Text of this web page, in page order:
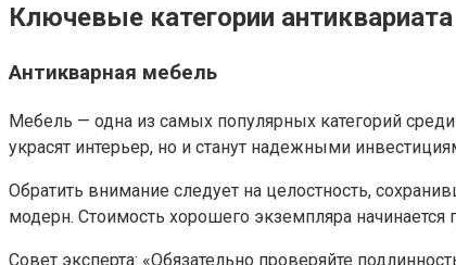
Ключевые категории
Антикварная мебель
Мебель — одна из самых популярных категорий
украсят интерьер, но и станут надежными
Обратить внимание следует на целостность,
модерн. Стоимость хорошего экземпляра
Совет эксперта: «Обязательно проверяйте